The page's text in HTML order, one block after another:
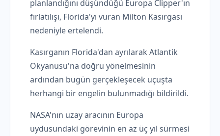
planlandığını düşündüğü Europa Clipper'ın
fırlatılışı, Florida'yı vuran Milton Kasırgası
nedeniyle ertelendi.
Kasırganın Florida'dan ayrılarak Atlantik
Okyanusu'na doğru yönelmesinin
ardından bugün gerçekleşecek uçuşta
herhangi bir engelin bulunmadığı bildirildi.
NASA'nın uzay aracının Europa
uydusundaki görevinin en az üç yıl sürmesi